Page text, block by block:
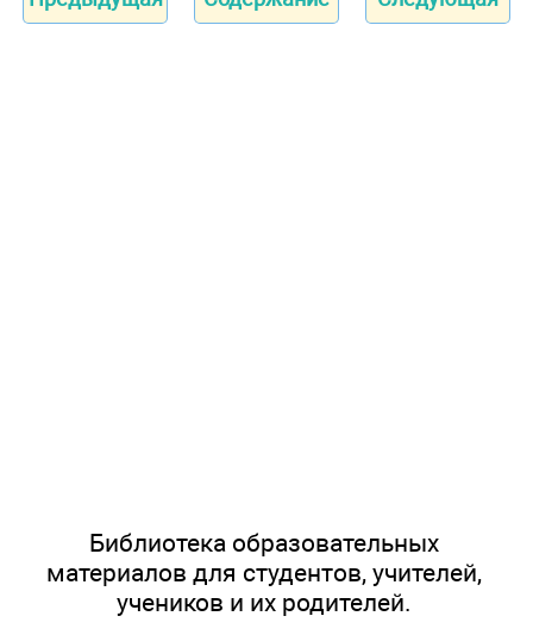
Библиотека образовательных
материалов для студентов, учителей,
учеников и их родителей.